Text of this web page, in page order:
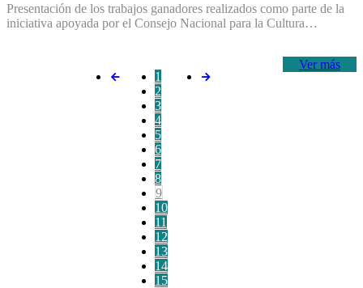
Presentación de los trabajos ganadores realizados como parte de la
iniciativa apoyada por el Consejo Nacional para la Cultura…
Ver más
1
2
3
4
5
6
7
8
9
10
11
12
13
14
15